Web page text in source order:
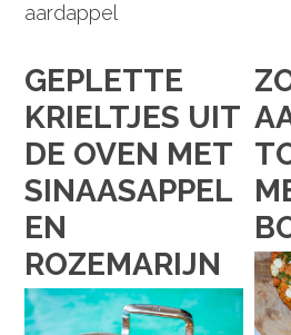
aardappel
GEPLETTE
KRIELTJES UIT
DE OVEN MET
SINAASAPPEL
EN
ROZEMARIJN